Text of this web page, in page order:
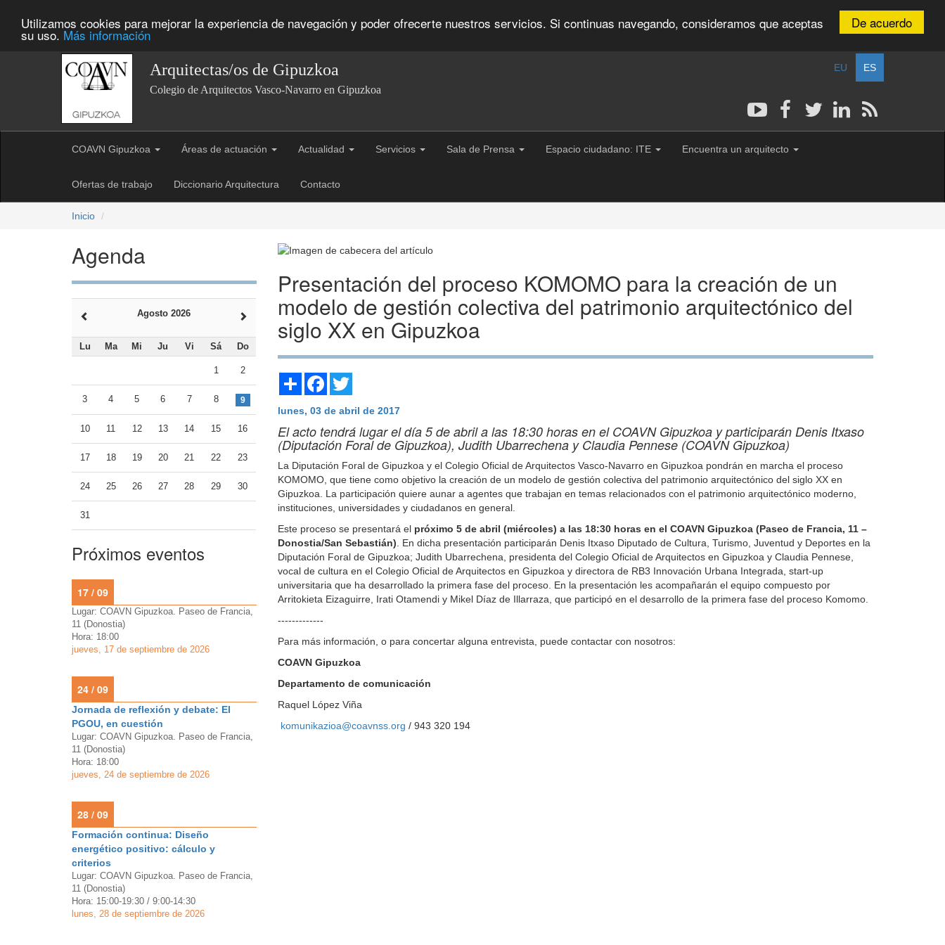
De acuerdo
Utilizamos cookies para mejorar la experiencia de navegación y poder ofrecerte nuestros servicios. Si continuas navegando, consideramos que aceptas
su uso. Más información
EU ES
Arquitectas/os de Gipuzkoa
Colegio de Arquitectos Vasco-Navarro en Gipuzkoa
COAVN Gipuzkoa Áreas de actuación Actualidad Servicios Sala de Prensa Espacio ciudadano: ITE Encuentra un arquitecto
Ofertas de trabajo Diccionario Arquitectura Contacto
Inicio
Presentación del proceso KOMOMO para la creación de un
modelo de gestión colectiva del patrimonio arquitectónico del
siglo XX en Gipuzkoa
Share Facebook
lunes, 03 de abril de 2017
El acto tendrá lugar el día 5 de abril a las 18:30 horas en el COAVN Gipuzkoa y participarán Denis Itxaso
(Diputación Foral de Gipuzkoa), Judith Ubarrechena y Claudia Pennese (COAVN Gipuzkoa)
La Diputación Foral de Gipuzkoa y el Colegio Oficial de Arquitectos Vasco-Navarro en Gipuzkoa pondrán en marcha el proceso
KOMOMO, que tiene como objetivo la creación de un modelo de gestión colectiva del patrimonio arquitectónico del siglo XX en
Gipuzkoa. La participación quiere aunar a agentes que trabajan en temas relacionados con el patrimonio arquitectónico moderno,
instituciones, universidades y ciudadanos en general.
Este proceso se presentará el próximo 5 de abril (miércoles) a las 18:30 horas en el COAVN Gipuzkoa (Paseo de Francia, 11 –
Donostia/San Sebastián) . En dicha presentación participarán Denis Itxaso Diputado de Cultura, Turismo, Juventud y Deportes en la
Diputación Foral de Gipuzkoa; Judith Ubarrechena, presidenta del Colegio Oficial de Arquitectos en Gipuzkoa y Claudia Pennese,
vocal de cultura en el Colegio Oficial de Arquitectos en Gipuzkoa y directora de RB3 Innovación Urbana Integrada, start-up
universitaria que ha desarrollado la primera fase del proceso. En la presentación les acompañarán el equipo compuesto por
Arritokieta Eizaguirre, Irati Otamendi y Mikel Díaz de Illarraza, que participó en el desarrollo de la primera fase del proceso Komomo.
-------------
Para más información, o para concertar alguna entrevista, puede contactar con nosotros:
COAVN Gipuzkoa
Departamento de comunicación
Raquel López Viña
komunikazioa@coavnss.org / 943 320 194
Agenda
Agosto 2026
Lu Ma Mi Ju Vi Sá Do
1 2
3 4 5 6 7 8 9
10 11 12 13 14 15 16
17 18 19 20 21 22 23
24 25 26 27 28 29 30
31
Próximos eventos
17 / 09
Lugar: COAVN Gipuzkoa. Paseo de Francia,
11 (Donostia)
Hora: 18:00
jueves, 17 de septiembre de 2026
24 / 09
Jornada de reflexión y debate: El
PGOU, en cuestión
Lugar: COAVN Gipuzkoa. Paseo de Francia,
11 (Donostia)
Hora: 18:00
jueves, 24 de septiembre de 2026
28 / 09
Formación continua: Diseño
energético positivo: cálculo y
criterios
Lugar: COAVN Gipuzkoa. Paseo de Francia,
11 (Donostia)
Hora: 15:00-19:30 / 9:00-14:30
lunes, 28 de septiembre de 2026